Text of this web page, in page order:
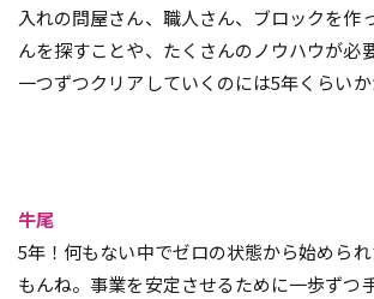
入れの問屋さん、職人さん、ブロックを作
んを探すことや、たくさんのノウハウが必
一つずつクリアしていくのには5年くらいか
牛尾
5年！何もない中でゼロの状態から始めら
もんね。事業を安定させるために一歩ずつ